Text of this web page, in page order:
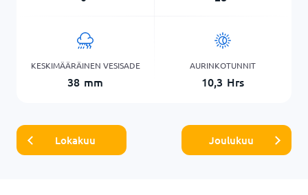
KESKIMÄÄRÄINEN VESISADE
38 mm
AURINKOTUNNIT
10,3 Hrs
Lokakuu Joulukuu